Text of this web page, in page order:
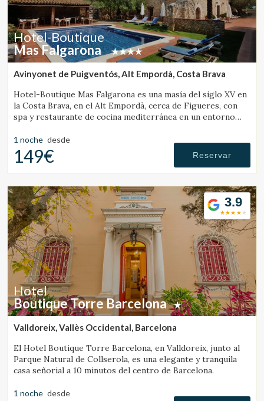
Hotel-Boutique
Mas Falgarona
Avinyonet de Puigventós, Alt Empordà, Costa Brava
Hotel-Boutique Mas Falgarona es una masía del siglo XV en
la Costa Brava, en el Alt Empordà, cerca de Figueres, con
spa y restaurante de cocina mediterránea en un entorno
1 noche desde
149€ Reservar
3.9
Hotel
Boutique Torre Barcelona
Valldoreix, Vallès Occidental, Barcelona
El Hotel Boutique Torre Barcelona, en Valldoreix, junto al
Parque Natural de Collserola, es una elegante y tranquila
casa señorial a 10 minutos del centro de Barcelona.
1 noche desde